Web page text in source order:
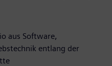
aus Software,
entlang der